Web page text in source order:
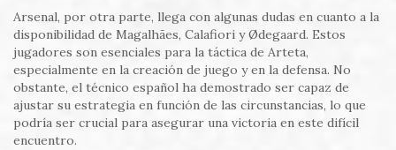
Arsenal, por otra parte, llega con algunas dudas en cuanto a la
disponibilidad de Magalhães, Calafiori y Ødegaard. Estos
jugadores son esenciales para la táctica de Arteta,
especialmente en la creación de juego y en la defensa. No
obstante, el técnico español ha demostrado ser capaz de
ajustar su estrategia en función de las circunstancias, lo que
podría ser crucial para asegurar una victoria en este difícil
encuentro.